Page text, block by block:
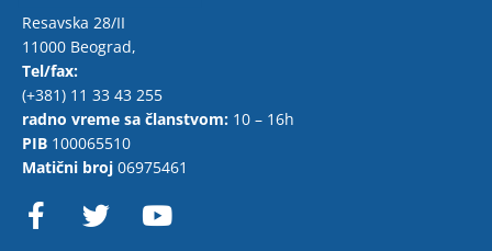
Resavska 28/II
11000 Beograd,
Tel/fax:
(+381) 11 33 43 255
radno vreme sa članstvom: 10 – 16h
PIB 100065510
Matični broj 06975461
F
a w o